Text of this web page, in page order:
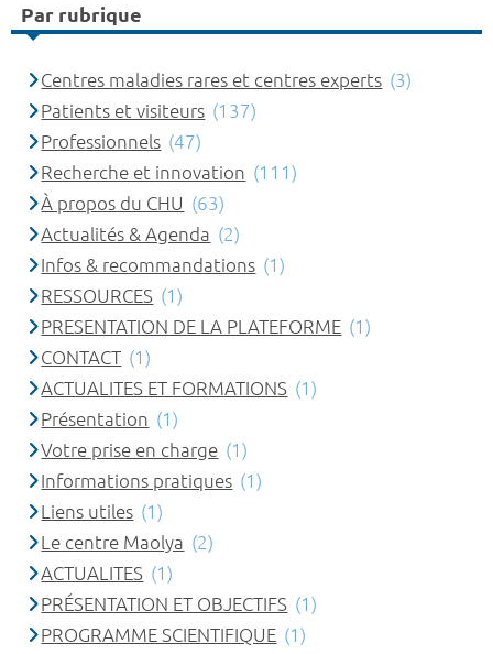
Par rubrique
Centres maladies rares et centres experts (3)
Patients et visiteurs (137)
Professionnels (47)
Recherche et innovation (111)
À propos du CHU (63)
Actualités & Agenda (2)
Infos & recommandations (1)
RESSOURCES (1)
PRESENTATION DE LA PLATEFORME (1)
CONTACT (1)
ACTUALITES ET FORMATIONS (1)
Présentation (1)
Votre prise en charge (1)
Informations pratiques (1)
Liens utiles (1)
Le centre Maolya (2)
ACTUALITES (1)
PRÉSENTATION ET OBJECTIFS (1)
PROGRAMME SCIENTIFIQUE (1)